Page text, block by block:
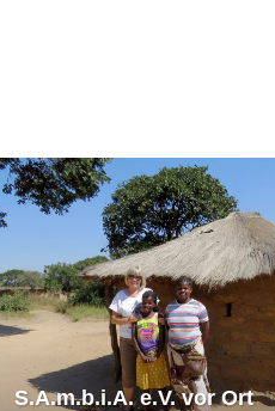
S.A.m.b.i.A. e.V. ​vor Ort​​